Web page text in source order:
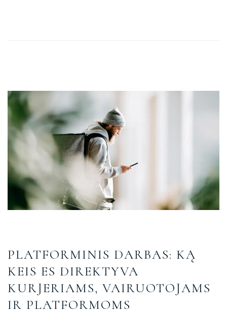
PLATFORMINIS DARBAS: KĄ
KEIS ES DIREKTYVA
KURJERIAMS, VAIRUOTOJAMS
IR PLATFORMOMS